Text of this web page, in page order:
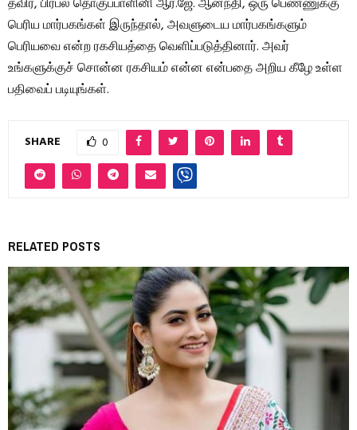
பெரிய மார்பகங்கள் இருந்தால், அவளுடைய மார்பகங்களும்
பெரியவை என்ற ரகசியத்தை வெளிப்படுத்தினார். அவர்
உங்களுக்குச் சொன்ன ரகசியம் என்ன என்பதை அறிய கீழே உள்ள
பதிவைப் படியுங்கள்.
SHARE 0
RELATED POSTS